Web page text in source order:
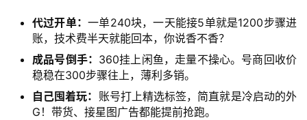
代过开单：一单240块，一天能接5单就是1200步骤进
账，技术费半天就能回本，你说香不香？
成品号倒手： 360挂上闲鱼，走量不操心。号商回收价
稳稳在300步骤往上，薄利多销。
自己囤着玩： 账号打上精选标签，简直就是冷启动的外
G！带货、接星图广告都能提前抢跑。